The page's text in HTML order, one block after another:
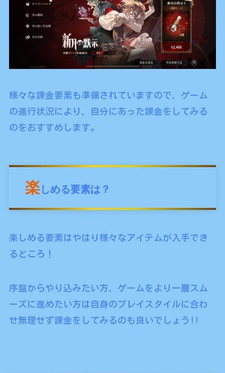
様々な課金要素も準備されていますので、ゲーム
の進行状況により、自分にあった課金をしてみる
のをおすすめします。
楽しめる要素は？
楽しめる要素はやはり様々なアイテムが入手でき
るところ！
序盤からやり込みたい方、ゲームをより一層スム
ーズに進めたい方は自身のプレイスタイルに合わ
せ無理せず課金をしてみるのも良いでしょう!!